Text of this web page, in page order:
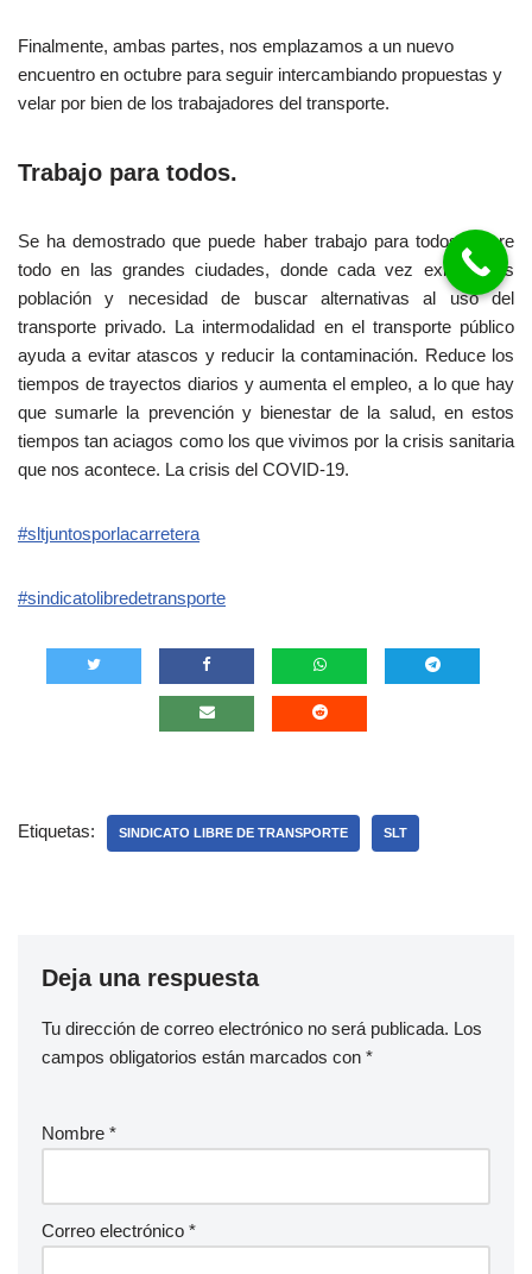
Finalmente, ambas partes, nos emplazamos a un nuevo
encuentro en octubre para seguir intercambiando propuestas y
velar por bien de los trabajadores del transporte.
Trabajo para todos.
Se ha demostrado que puede haber trabajo para todos, sobre
todo en las grandes ciudades, donde cada vez existe más
población y necesidad de buscar alternativas al uso del
transporte privado. La intermodalidad en el transporte público
ayuda a evitar atascos y reducir la contaminación. Reduce los
tiempos de trayectos diarios y aumenta el empleo, a lo que hay
que sumarle la prevención y bienestar de la salud, en estos
tiempos tan aciagos como los que vivimos por la crisis sanitaria
que nos acontece. La crisis del COVID-19.
#sltjuntosporlacarretera
#sindicatolibredetransporte
Etiquetas: SINDICATO LIBRE DE TRANSPORTE SLT
Deja una respuesta
Tu dirección de correo electrónico no será publicada. Los
campos obligatorios están marcados con *
Nombre *
Correo electrónico *